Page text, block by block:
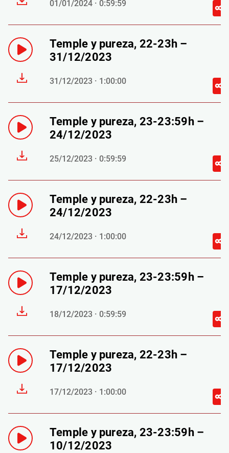
01/01/2024 · 0:59:59
Temple y pureza, 22-23h –
31/12/2023
31/12/2023 · 1:00:00
Temple y pureza, 23-23:59h –
24/12/2023
25/12/2023 · 0:59:59
Temple y pureza, 22-23h –
24/12/2023
24/12/2023 · 1:00:00
Temple y pureza, 23-23:59h –
17/12/2023
18/12/2023 · 0:59:59
Temple y pureza, 22-23h –
17/12/2023
17/12/2023 · 1:00:00
Temple y pureza, 23-23:59h –
10/12/2023